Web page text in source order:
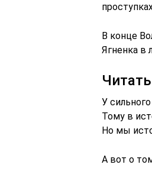
В конце
Ягненка в
У
Тому в
Но мы
А вот о